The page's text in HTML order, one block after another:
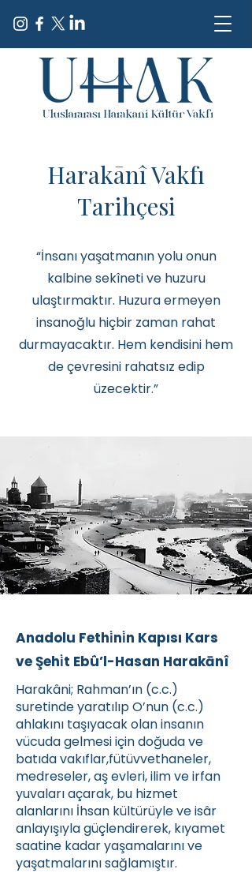
Harakānî Vakfı
Tarihçesi
“İnsanı yaşatmanın yolu onun
kalbine sekîneti ve huzuru
ulaştırmaktır. Huzura ermeyen
insanoğlu hiçbir zaman rahat
durmayacaktır. Hem kendisini hem
de çevresini rahatsız edip
üzecektir.”
Anadolu Fethi̇ni̇n Kapısı Kars
ve Şehi̇t Ebû’l-Hasan Harakānî
Harakâni; Rahman’ın (c.c.)
suretinde yaratılıp O’nun (c.c.)
ahlakını taşıyacak olan insanın
vücuda gelmesi için doğuda ve
batıda vakıflar,fütüvvethaneler,
medreseler, aş evleri, ilim ve irfan
yuvaları açarak, bu hizmet
alanlarını İhsan kültürüyle ve isâr
anlayışıyla güçlendirerek, kıyamet
saatine kadar yaşamalarını ve
yaşatmalarını sağlamıştır.